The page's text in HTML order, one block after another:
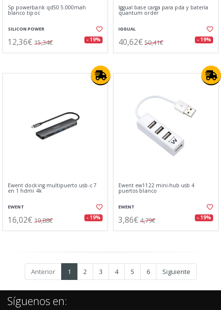
Sp powerbank qd50 5.000mah
blanco tipoc
SILICON POWER
12,36€ 15,34€ - 19%
Iggual base carga para pda y batería
quantum order
IGGUAL
40,62€ 50,41€ - 19%
Ewent docking multipuerto usb-c 7
en 1 hdmi 4k
EWENT
16,02€ 19,88€ - 19%
Ewent ew1122 mini-hub usb 4
puertos blanco
EWENT
3,86€ 4,79€ - 19%
Anterior 1 2 3 4 5 6 Siguiente
Síguenos en: